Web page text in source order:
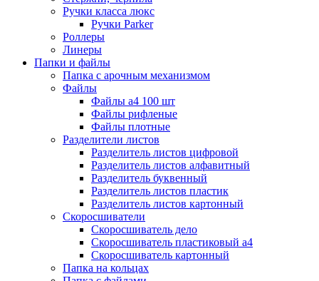
Ручки класса люкс
Ручки Parker
Роллеры
Линеры
Папки и файлы
Папка с арочным механизмом
Файлы
Файлы а4 100 шт
Файлы рифленые
Файлы плотные
Разделители листов
Разделитель листов цифровой
Разделитель листов алфавитный
Разделитель буквенный
Разделитель листов пластик
Разделитель листов картонный
Скоросшиватели
Скоросшиватель дело
Скоросшиватель пластиковый а4
Скоросшиватель картонный
Папка на кольцах